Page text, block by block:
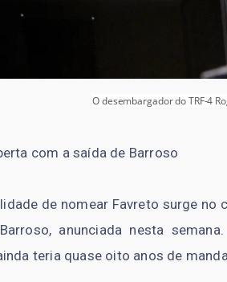
O desembargador do TRF-4
com a saída de Barroso
de nomear Favreto surge
anunciada nesta
teria quase oito anos de